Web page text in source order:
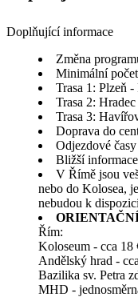
Doplňující informace
Změna
Minimální
Trasa 1: Plzeň
Trasa 2:
Trasa 3:
Doprava do
Odjezdové
Bližší
V Římě jsou
nebo do Kolosea,
nebudou k
Řím:
Koloseum - cca 18
Andělský hrad -
Bazilika sv. Petra
MHD -